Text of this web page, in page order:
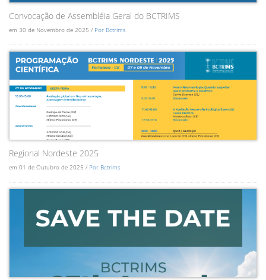
Convocação de Assembléia Geral do BCTRIMS
em 30 de Novembro de 2025 / Por Bctrims
Regional Nordeste 2025
em 01 de Outubro de 2025 / Por Bctrims